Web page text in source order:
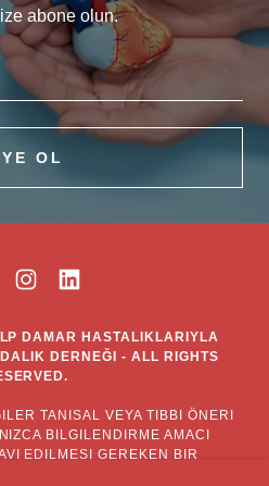
OL
DERNEĞI - ALL RIGHTS
BILGILENDIRME AMACI
EDILMESI GEREKEN BIR
DÜŞÜNÜYORSANIZ LÜTFEN